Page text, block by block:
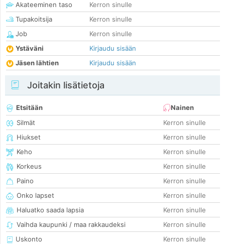
Akateeminen taso
Kerron sinulle
Tupakoitsija
Kerron sinulle
Job
Kerron sinulle
Ystäväni
Kirjaudu sisään
Jäsen lähtien
Kirjaudu sisään
Joitakin lisätietoja
Etsitään
Nainen
Silmät
Kerron sinulle
Hiukset
Kerron sinulle
Keho
Kerron sinulle
Korkeus
Kerron sinulle
Paino
Kerron sinulle
Onko lapset
Kerron sinulle
Haluatko saada lapsia
Kerron sinulle
Vaihda kaupunki / maa rakkaudeksi
Kerron sinulle
Uskonto
Kerron sinulle